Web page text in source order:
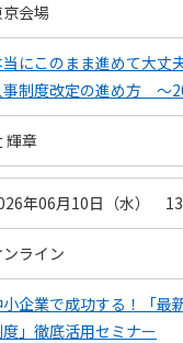
会場
にこのまま進めて大丈
事制度改定の進め方 ～
輝章
年06月10日（水）
ンライン
小企業で成功する！「最
」徹底活用セミナー